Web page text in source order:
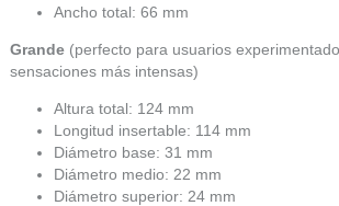
Ancho total: 66 mm
Grande (perfecto para usuarios
sensaciones más intensas)
Altura total: 124 mm
Longitud insertable: 114 mm
Diámetro base: 31 mm
Diámetro medio: 22 mm
Diámetro superior: 24 mm